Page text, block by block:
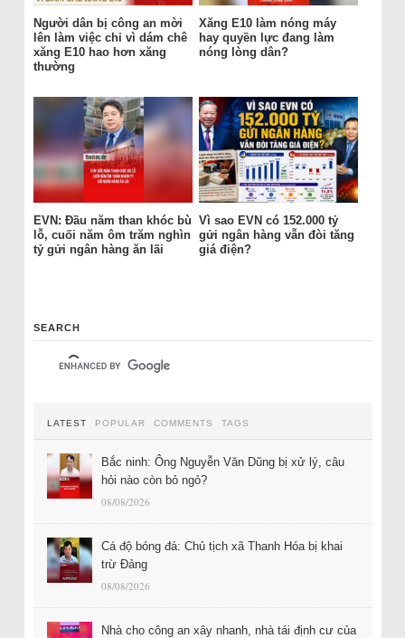
Người dân bị công an mời
lên làm việc chỉ vì dám chê
xăng E10 hao hơn xăng
thường
Xăng E10 làm nóng máy
hay quyền lực đang làm
nóng lòng dân?
EVN: Đầu năm than khóc bù
lỗ, cuối năm ôm trăm nghìn
tỷ gửi ngân hàng ăn lãi
Vì sao EVN có 152.000 tỷ
gửi ngân hàng vẫn đòi tăng
giá điện?
SEARCH
LATEST POPULAR COMMENTS TAGS
Bắc ninh: Ông Nguyễn Văn Dũng bị xử lý, câu
hỏi nào còn bỏ ngỏ?
08/08/2026
Cá độ bóng đá: Chủ tịch xã Thanh Hóa bị khai
trừ Đảng
08/08/2026
Nhà cho công an xây nhanh, nhà tái định cư của